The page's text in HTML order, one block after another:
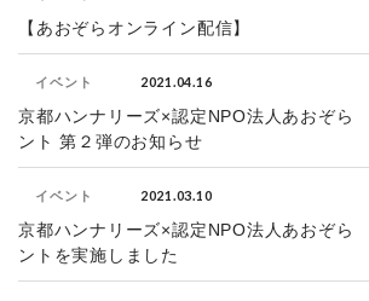
【あおぞらオンライン配信】
イベント 2021.04.16
京都ハンナリーズ×認定NPO法人あおぞら
ント 第２弾のお知らせ
イベント 2021.03.10
京都ハンナリーズ×認定NPO法人あおぞら
ントを実施しました